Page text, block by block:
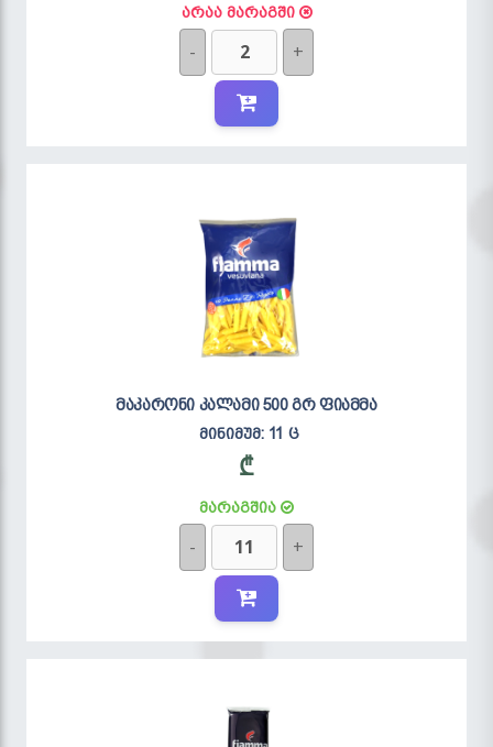
არაა მარაგში
- +
მაკარონი კალამი 500 გრ ფიამმა
მინიმუმ: 11 ც
₾
მარაგშია
- +